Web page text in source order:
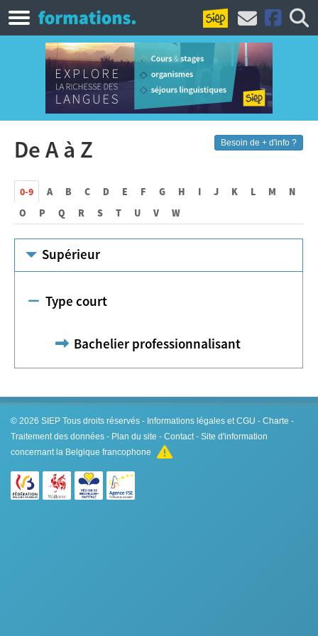
Besoin de + d'info ?
De A à Z
0-9 A B C D E F G H I J K L M
N
O
P Q R S T U V W
Supérieur
Type court
Bachelier professionnalisant
© 2026 SIEP Tous droits réservés - Informations légales et CGU - Charte -
Traitement des données - Plan du site - Contact- Site d'information
concernant la Belgique francophone